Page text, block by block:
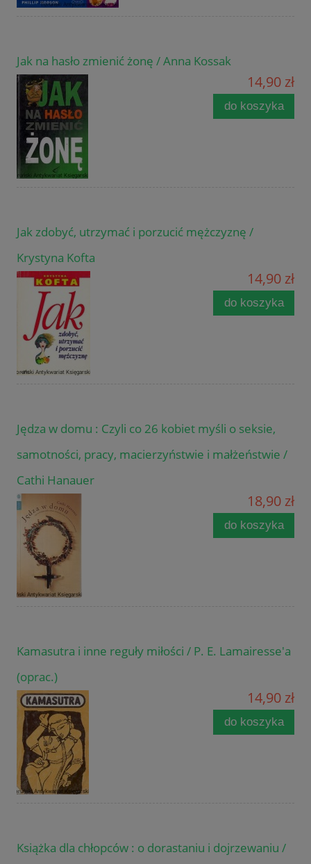
Jak na hasło zmienić żonę / Anna Kossak
14,90 zł
do koszyka
Jak zdobyć, utrzymać i porzucić mężczyznę /
Krystyna Kofta
14,90 zł
do koszyka
Jędza w domu : Czyli co 26 kobiet myśli o seksie,
samotności, pracy, macierzyństwie i małżeństwie /
Cathi Hanauer
18,90 zł
do koszyka
Kamasutra i inne reguły miłości / P. E. Lamairesse'a
(oprac.)
14,90 zł
do koszyka
Książka dla chłopców : o dorastaniu i dojrzewaniu /